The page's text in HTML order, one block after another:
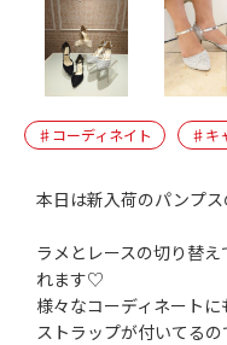
♯コーディネイト ♯キ
本日は新入荷のパンプス
ラメとレースの切り替
れます♡
様々なコーディネート
ストラップが付いてる